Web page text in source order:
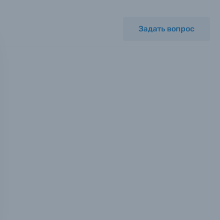
с
Задать вопрос